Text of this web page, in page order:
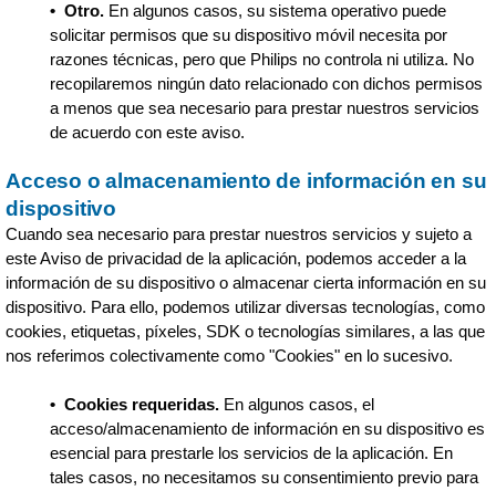
• Otro. En algunos casos, su sistema operativo puede
solicitar permisos que su dispositivo móvil necesita por
razones técnicas, pero que Philips no controla ni utiliza. No
recopilaremos ningún dato relacionado con dichos permisos
a menos que sea necesario para prestar nuestros servicios
de acuerdo con este aviso.
Acceso o almacenamiento de información en su
dispositivo
Cuando sea necesario para prestar nuestros servicios y sujeto a
este Aviso de privacidad de la aplicación, podemos acceder a la
información de su dispositivo o almacenar cierta información en su
dispositivo. Para ello, podemos utilizar diversas tecnologías, como
cookies, etiquetas, píxeles, SDK o tecnologías similares, a las que
nos referimos colectivamente como "Cookies" en lo sucesivo.
•Cookies requeridas. En algunos casos, el
acceso/almacenamiento de información en su dispositivo es
esencial para prestarle los servicios de la aplicación. En
tales casos, no necesitamos su consentimiento previo para